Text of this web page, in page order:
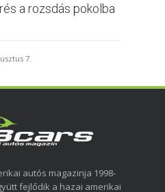
a rozsdás pokolba
7.
autós magazinja 1998-
fejlődik a hazai amerikai